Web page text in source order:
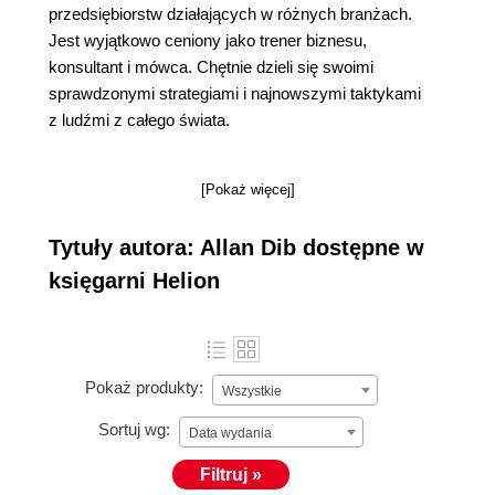
przedsiębiorstw działających w różnych branżach.
Jest wyjątkowo ceniony jako trener biznesu,
konsultant i mówca. Chętnie dzieli się swoimi
sprawdzonymi strategiami i najnowszymi taktykami
z ludźmi z całego świata.
[Pokaż więcej]
Tytuły autora: Allan Dib dostępne w
księgarni Helion
Pokaż produkty: Wszystkie
Sortuj wg: Data wydania
Filtruj »